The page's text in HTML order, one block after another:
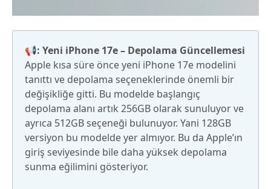
📢: Yeni iPhone 17e – Depolama Güncellemesi
Apple kısa süre önce yeni iPhone 17e modelini
tanıttı ve depolama seçeneklerinde önemli bir
değişikliğe gitti. Bu modelde başlangıç
depolama alanı artık 256GB olarak sunuluyor ve
ayrıca 512GB seçeneği bulunuyor. Yani 128GB
versiyon bu modelde yer almıyor. Bu da Apple’ın
giriş seviyesinde bile daha yüksek depolama
sunma eğilimini gösteriyor.